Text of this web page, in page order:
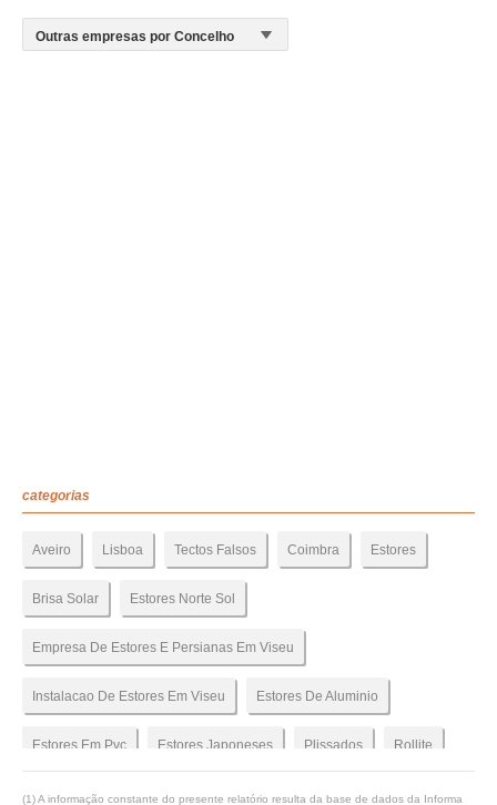
categorias
Aveiro Lisboa Tectos Falsos Coimbra Estores
Brisa Solar Estores Norte Sol
Empresa De Estores E Persianas Em Viseu
Instalacao De Estores Em Viseu Estores De Aluminio
Estores Em Pvc Estores Japoneses Plissados Rollite
Estores Com Motorizacao Estores Verticais
(1) A informação constante do presente relatório resulta da base de dados da Informa